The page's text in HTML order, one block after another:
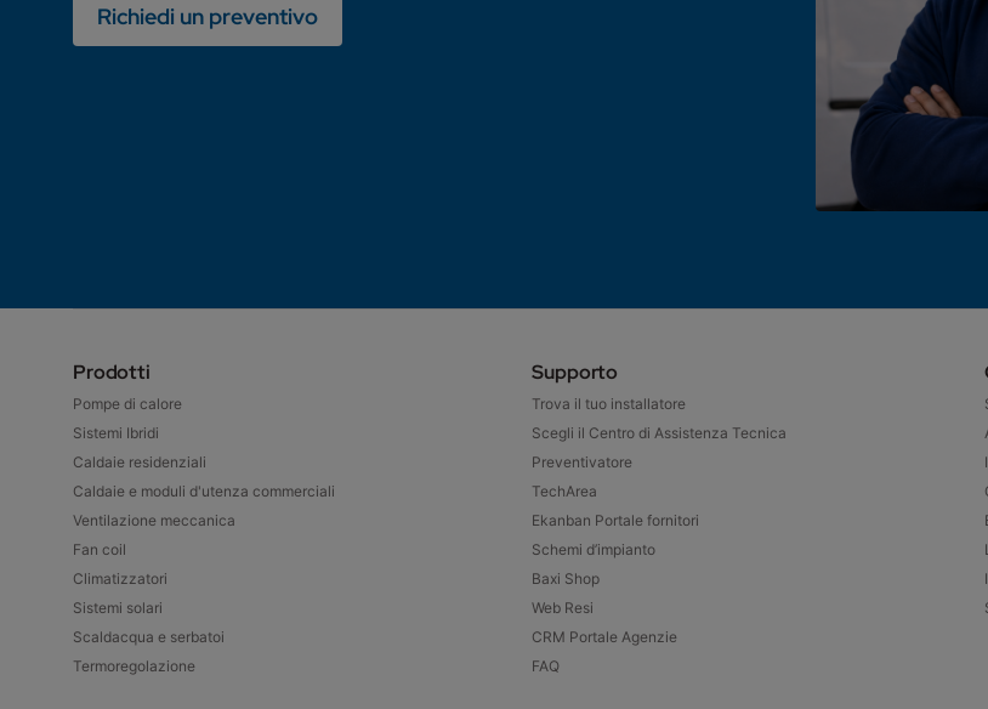
Richiedi un preventivo
Prodotti
Pompe di calore
Sistemi Ibridi
Caldaie residenziali
Caldaie e moduli d'utenza commerciali
Ventilazione meccanica
Fan coil
Climatizzatori
Sistemi solari
Scaldacqua e serbatoi
Termoregolazione
Supporto
Trova il tuo installatore
Scegli il Centro di Assistenza Tecnica
Preventivatore
TechArea
Ekanban Portale fornitori
Schemi d’impianto
Baxi Shop
Web Resi
CRM Portale Agenzie
FAQ